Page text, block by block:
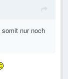
nur noch